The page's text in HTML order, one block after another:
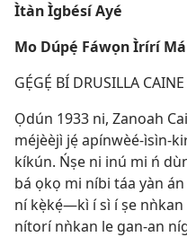
Ìtàn Ìgbésí Ayé
Mo Dúpẹ́ Fáwọn Ìrírí
GẸ́GẸ́ BÍ DRUSILLA
Ọdún 1933 ni, Zanoah
méjèèjì jẹ́ apínwèé-ìsìn-
kíkún. Ńṣe ni inú mi ń
bá ọkọ mi níbi táa yàn
ní kẹ̀kẹ́—kì í sì í ṣe
nítorí nǹkan le gan-an